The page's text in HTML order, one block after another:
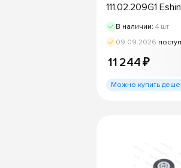
111.02.209G1
В наличии: 4 шт
09.09.2026
11 244 ₽
Можно купить